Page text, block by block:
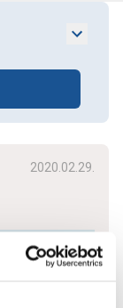
2020.02.29.
0 0